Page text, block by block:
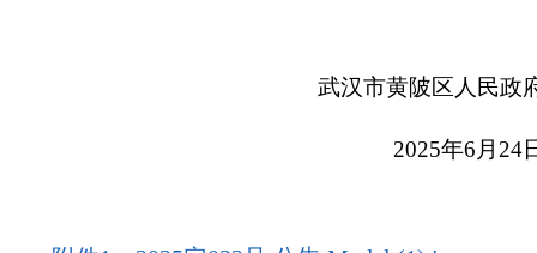
武汉市黄陂区人民政
2025年6 月 24